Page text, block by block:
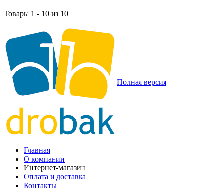
Товары 1 - 10 из 10
Полная версия
Главная
О компании
Интернет-магазин
Оплата и доставка
Контакты